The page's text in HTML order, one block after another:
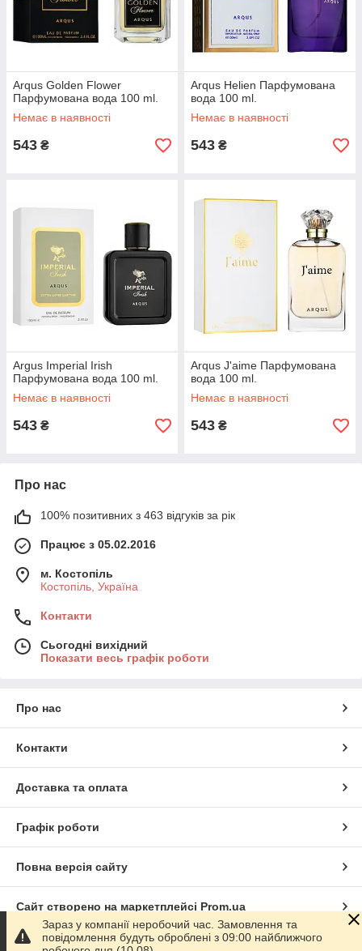
Arqus Golden Flower
Парфумована вода 100 ml.
Немає в наявності
543 ₴
Arqus Helien Парфумована
вода 100 ml.
Немає в наявності
543 ₴
Argus Imperial Irish
Парфумована вода 100 ml.
Немає в наявності
543 ₴
Arqus J'aime Парфумована
вода 100 ml.
Немає в наявності
543 ₴
Про нас
100% позитивних з 463 відгуків за рік
Працює з 05.02.2016
м. Костопіль
Костопіль, Україна
Контакти
Сьогодні вихідний
Показати весь графік роботи
Про нас
Контакти
Доставка та оплата
Графік роботи
Повна версія сайту
Сайт створено на маркетплейсі Prom.ua
Політика конфіденційності
Зараз у компанії неробочий час. Замовлення та
повідомлення будуть оброблені з 09:00 найближчого